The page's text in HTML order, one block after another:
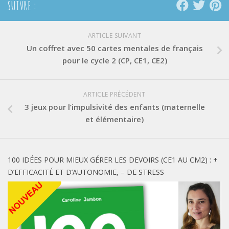
SUIVRE :
ARTICLE SUIVANT
Un coffret avec 50 cartes mentales de français
pour le cycle 2 (CP, CE1, CE2)
ARTICLE PRÉCÉDENT
3 jeux pour l’impulsivité des enfants (maternelle
et élémentaire)
100 IDÉES POUR MIEUX GÉRER LES DEVOIRS (CE1 AU CM2) : +
D’EFFICACITÉ ET D’AUTONOMIE, – DE STRESS